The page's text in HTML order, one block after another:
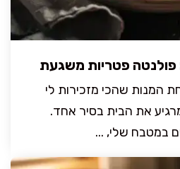
פטריות משגעת
המנות שהכי מזכירות לי
את הבית בסיר אחד.
במטבח שלי, ...